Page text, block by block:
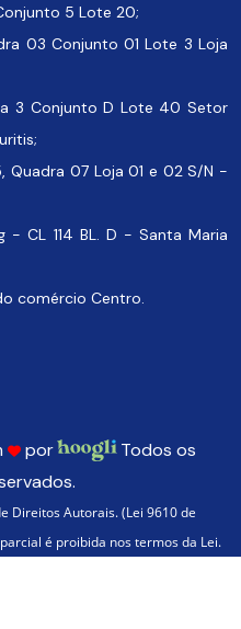
5 Lote 20;
03 Conjunto 01 Lote 3 Loja
3 Conjunto D Lote 40 Setor
Quadra 07 Loja 01 e 02 S/N -
- CL 114 BL. D - Santa Maria
comércio Centro.
por
Todos os
Direitos Autorais. (Lei 9610 de
é proibida nos termos da Lei.